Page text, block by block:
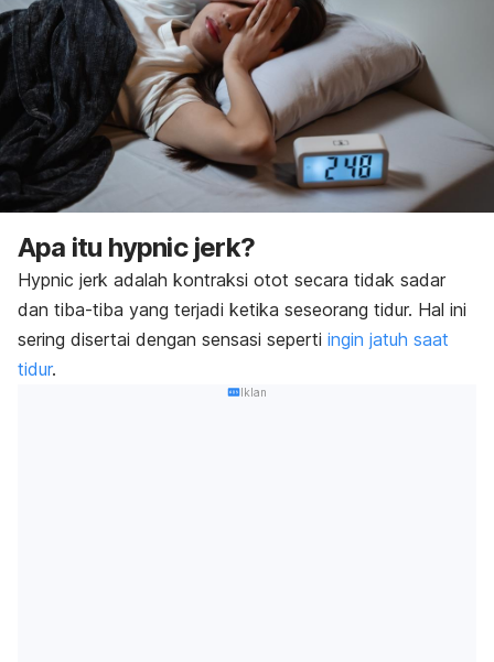
Apa itu hypnic jerk?
Hypnic jerk adalah kontraksi otot secara tidak sadar
dan tiba-tiba yang terjadi ketika seseorang tidur. Hal ini
sering disertai dengan sensasi seperti ingin jatuh saat
tidur.
Iklan